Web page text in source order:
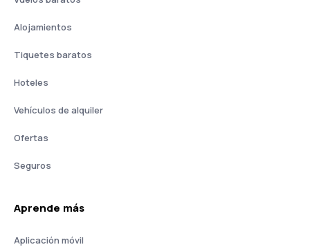
Alojamientos
Tiquetes baratos
Hoteles
Vehículos de alquiler
Ofertas
Seguros
Aprende más
Aplicación móvil